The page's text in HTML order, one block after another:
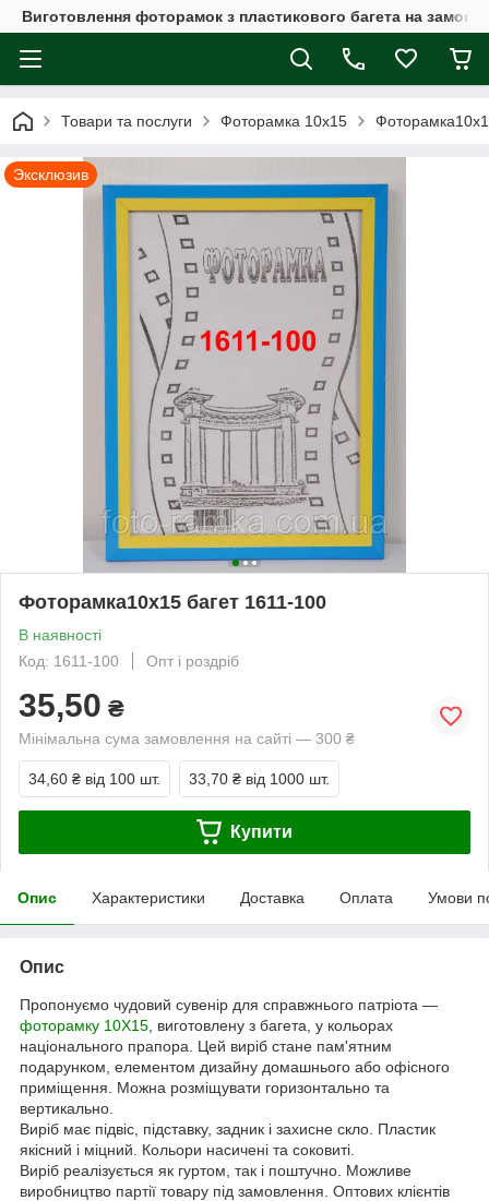
Виготовлення фоторамок з пластикового багета на
Товари та послуги Фоторамка 10х15
Эксклюзив
Фоторамка10x15 багет 1611-100
В наявності
Код: 1611-100
Опт і роздріб
35,50 ₴
Мінімальна сума замовлення на сайті — 300 ₴
34,60 ₴ від 100 шт. 33,70 ₴ від 1000 шт.
Купити
Опис Характеристики Доставка Оплата Умови
Опис
Пропонуємо чудовий сувенір для справжнього патріота —
фоторамку 10Х15 , виготовлену з багета, у кольорах
національного прапора. Цей виріб стане пам'ятним
подарунком, елементом дизайну домашнього або офісного
приміщення. Можна розміщувати горизонтально та
вертикально.
Виріб має підвіс, підставку, задник і захисне скло. Пластик
якісний і міцний. Кольори насичені та соковиті.
Виріб реалізується як гуртом, так і поштучно. Можливе
виробництво партії товару під замовлення. Оптових клієнтів